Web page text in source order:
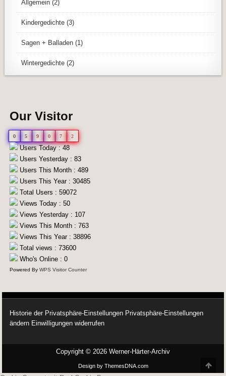
Allgemein (2)
Kindergedichte (3)
Sagen + Balladen (1)
Wintergedichte (2)
Our Visitor
0 5 9 0 7 2
Users Today : 48
Users Yesterday : 83
Users This Month : 489
Users This Year : 30485
Total Users : 59072
Views Today : 50
Views Yesterday : 107
Views This Month : 763
Views This Year : 38896
Total views : 73600
Who's Online : 0
Powered ByWPS Visitor Counter
Historie der Privatsphäre-Einstellungen Privatsphäre-Einstellungen
ändern Einwilligungen widerrufen
Copyright © 2026 Werner-Härter-Archiv
Design by ThemesDNA.com